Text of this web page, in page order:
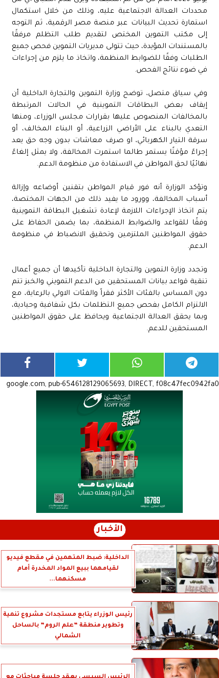
محددات العدالة الاجتماعية عليه، وذلك من خلال استكمال
استمارة تحديث البيانات عبر منصة مصر الرقمية، ثم التوجه
إلى مكتب التموين المختص لتقديم طلب التظلم مرفقًا
بالمستندات المؤيدة، حيث تتولى مديريات التموين فحص جميع
الطلبات وفقًا للضوابط المنظمة، واتخاذ ما يلزم من إجراءات
في ضوء نتائج الفحص.
وفي سياق متصل، توضح وزارة التموين والتجارة الداخلية أن
إيقاف بعض البطاقات التموينية في الحالات المرتبطة
بالمخالفات المنصوص عليها بقرارات مجلس الوزراء، ومنها
التعدي بالبناء على الأراضي الزراعية، أو البناء المخالف، أو
سرقة التيار الكهربائي، او صرف معاشات بدون وجه حق يعد
إجراءً مؤقتًا يستمر طالما استمرت المخالفة، ولا يمثل إلغاءً
نهائيًا لحق المواطن في الاستفادة من منظومة الدعم.
وتؤكد الوزارة أنه فور قيام المواطن بتقنين أوضاعه وإزالة
أسباب المخالفة، وورود ما يفيد ذلك من الجهات المختصة،
يتم اتخاذ الإجراءات اللازمة لإعادة تشغيل البطاقة التموينية
وفقًا للقواعد والضوابط المنظمة، بما يضمن الحفاظ على
حقوق المواطنين الملتزمين وتحقيق الانضباط في منظومة
الدعم.
وتجدد وزارة التموين والتجارة الداخلية تأكيدها أن جميع أعمال
تنقية قواعد بيانات المستحقين من الدعم التمويني والخبز تتم
دون المساس بالفئات الأكثر فقراً والفئات الاولي بالرعاية، مع
الالتزام الكامل بفحص جميع التظلمات بكل شفافية وحيادية،
وبما يحقق العدالة الاجتماعية ويحافظ على حقوق المواطنين
المستحقين للدعم.
google.com, pub-6546128129065693, DIRECT, f08c47fec0942fa0
الأخبار
الداخلية: ضبط المتهمين في مقطع فيديو
لقيامهما ببيع المواد المخدرة أمام
مسكنهما...
رئيس الوزراء يتابع مستجدات مشروع تنمية
وتطوير منطقة ”علم الروم” بالساحل
الشمالي